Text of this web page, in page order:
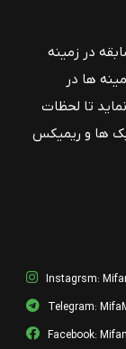
با بیش از ۱۲ سال سابقه در زمینه
ها در
تا لحظات
ها و ریمیکس
Instagrsm:
Telegram:
Facebook: